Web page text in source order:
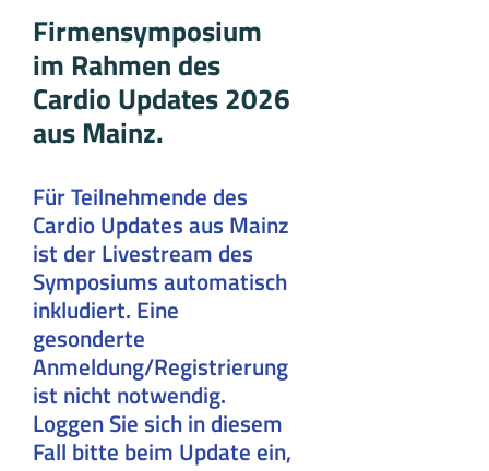
Firmensymposium
im Rahmen des
Cardio Updates 2026
aus Mainz.
Für Teilnehmende des
Cardio Updates aus Mainz
ist der Livestream des
Symposiums automatisch
inkludiert. Eine
gesonderte
Anmeldung/Registrierung
ist nicht notwendig.
Loggen Sie sich in diesem
Fall bitte beim Update ein,